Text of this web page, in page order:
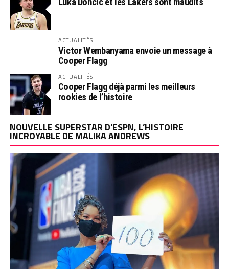
ACTUALITÉS
Victor Wembanyama envoie un message à
Cooper Flagg
ACTUALITÉS
Cooper Flagg déjà parmi les meilleurs
rookies de l’histoire
NOUVELLE SUPERSTAR D’ESPN, L’HISTOIRE
INCROYABLE DE MALIKA ANDREWS